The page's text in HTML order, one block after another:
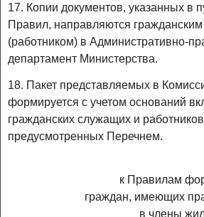
17. Копии документов, указанных в
Правил, направляются
(работником) в Административно-
департамент Министерства.
18. Пакет представляемых в
формируется с учетом оснований
гражданских служащих и
предусмотренных Перечнем.
к Правилам
граждан, имеющих
в члены